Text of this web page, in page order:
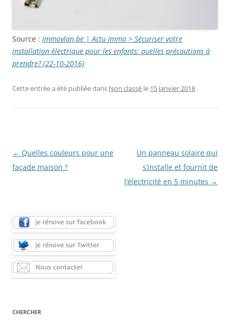
Source : Immovlan.be | Actu Immo > Sécuriser votre
installation électrique pour les enfants: quelles précautions à
prendre? (22-10-2016)
Cette entrée a été publiée dans Non classé le 15 janvier 2018 .
Navigation
des
← Quelles couleurs pour une
façade maison ?
Un panneau solaire qui
s’installe et fournit de
l’électricité en 5 minutes →
CHERCHER